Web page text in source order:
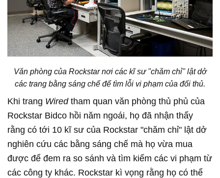
Văn phòng của Rockstar nơi các kĩ sư "chăm chỉ" lật dở
các trang bằng sáng chế để tìm lỗi vi phạm của đối thủ.
Khi trang Wired tham quan văn phòng thủ phủ của
Rockstar Bidco hồi năm ngoái, họ đã nhận thấy
rằng có tới 10 kĩ sư của Rockstar "chăm chỉ" lật dở
nghiên cứu các bằng sáng chế mà họ vừa mua
được để đem ra so sánh và tìm kiếm các vi phạm từ
các công ty khác. Rockstar kì vọng rằng họ có thể